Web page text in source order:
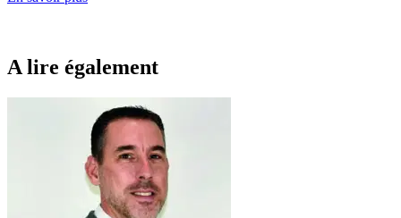
A lire également